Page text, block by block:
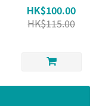
Forest Green -
Matte Dual
Sleeves - 卡套
HK$100.00
HK$115.00